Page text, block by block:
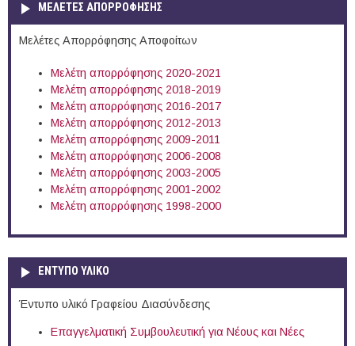
ΜΕΛΕΤΕΣ ΑΠΟΡΡΟΦΗΣΗΣ
Μελέτες Απορρόφησης Αποφοίτων
Μελέτη απορρόφησης 2020-2021
Μελέτη απορρόφησης 2018-2019
Μελέτη απορρόφησης 2016-2017
Μελέτη απορρόφησης 2012-2013
Μελέτη απορρόφησης 2009-2011
Μελέτη απορρόφησης 2006-2008
Μελέτη απορρόφησης 2003-2005
Μελέτη απορρόφησης 2001-2002
Μελέτη απορρόφησης 1998-2000
ΕΝΤΥΠΟ ΥΛΙΚΟ
Έντυπο υλικό Γραφείου Διασύνδεσης
Επαγγελματική Συμβουλευτική για Νέους και Νέες